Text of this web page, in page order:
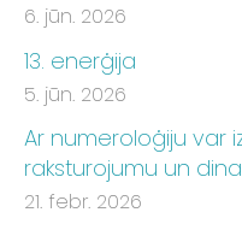
6. jūn. 2026
13. enerģija
5. jūn. 2026
Ar numeroloģiju var
raksturojumu un
21. febr. 2026